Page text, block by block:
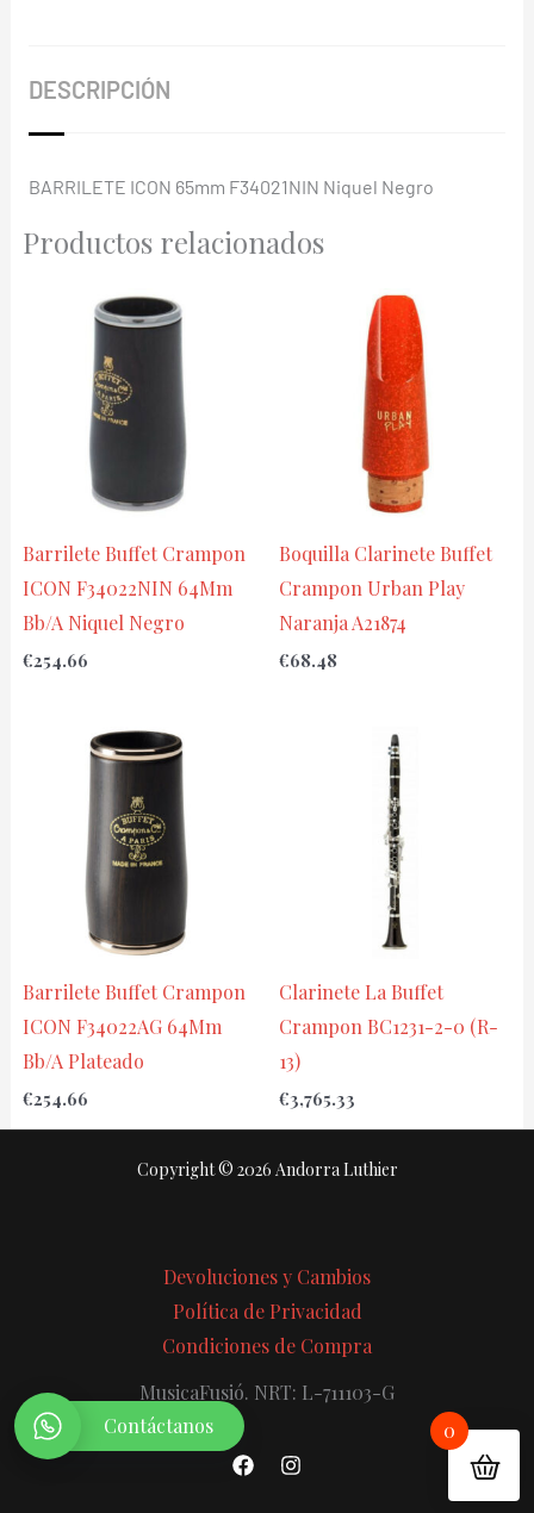
Negro
DESCRIPCIÓN
BARRILETE ICON 65mm F34021NIN Niquel Negro
Productos relacionados
Barrilete Buffet Crampon
ICON F34022NIN 64Mm
Bb/A Niquel Negro
€254.66
Boquilla Clarinete Buffet
Crampon Urban Play
Naranja A21874
€68.48
Barrilete Buffet Crampon
ICON F34022AG 64Mm
Bb/A Plateado
€254.66
Clarinete La Buffet
Crampon BC1231-2-0 (R-
13)
€3,765.33
Copyright © 2026 Andorra Luthier
Devoluciones y Cambios
Política de Privacidad
Condiciones de Compra
MusicaFusió. NRT: L-711103-G
0
Contáctanos